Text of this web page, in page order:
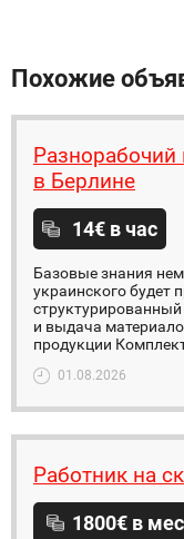
Похожие
Разнорабочий
в Берлине
14€ в час
Базовые знания
украинского будет
и выдача
продукции
01.08.2026
Работник на
1800€ в